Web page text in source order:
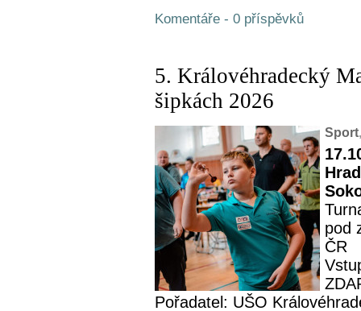
Komentáře - 0 příspěvků
5. Královéhradecký
šipkách 2026
Sport
pod
ČR
Pořadatel: UŠO